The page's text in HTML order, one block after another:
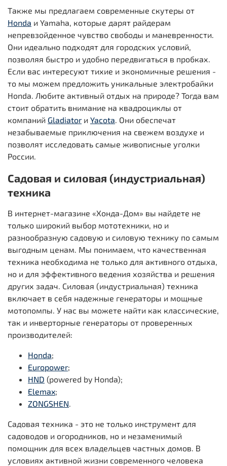
Также мы предлагаем современные скутеры от
Honda и Yamaha, которые дарят райдерам
непревзойденное чувство свободы и маневренности.
Они идеально подходят для городских условий,
позволяя быстро и удобно передвигаться в пробках.
Если вас интересуют тихие и экономичные решения -
то мы можем предложить уникальные электробайки
Honda. Любите активный отдых на природе? Тогда вам
стоит обратить внимание на квадроциклы от
компаний Gladiator и Yacota. Они обеспечат
незабываемые приключения на свежем воздухе и
позволят исследовать самые живописные уголки
России.
Садовая и силовая (индустриальная)
техника
В интернет-магазине «Хонда-Дом» вы найдете не
только широкий выбор мототехники, но и
разнообразную садовую и силовую технику по самым
выгодным ценам. Мы понимаем, что качественная
техника необходима не только для активного отдыха,
но и для эффективного ведения хозяйства и решения
других задач. Силовая (индустриальная) техника
включает в себя надежные генераторы и мощные
мотопомпы. У нас вы можете найти как классические,
так и инверторные генераторы от проверенных
производителей:
Honda;
Europower;
HND (powered by Honda);
Elemax;
ZONGSHEN.
Садовая техника - это не только инструмент для
садоводов и огородников, но и незаменимый
помощник для всех владельцев частных домов. В
условиях активной жизни современного человека